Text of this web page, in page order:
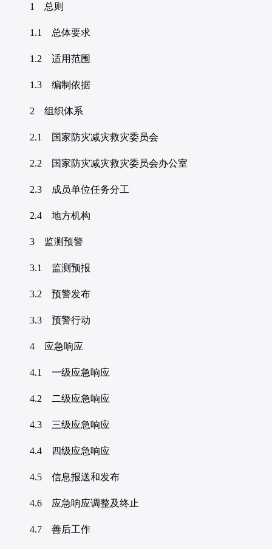
1 总则
1.1 总体要求
1.2 适用范围
1.3 编制依据
2 组织体系
2.1 国家防灾减灾救灾委员会
2.2 国家防灾减灾救灾委员会办公室
2.3 成员单位任务分工
2.4 地方机构
3 监测预警
3.1 监测预报
3.2 预警发布
3.3 预警行动
4 应急响应
4.1 一级应急响应
4.2 二级应急响应
4.3 三级应急响应
4.4 四级应急响应
4.5 信息报送和发布
4.6 应急响应调整及终止
4.7 善后工作